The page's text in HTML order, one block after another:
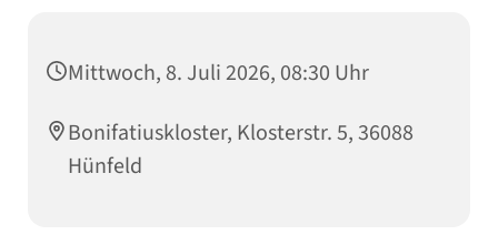
Mittwoch, 8. Juli 2026, 08:30 Uhr
Bonifatiuskloster, Klosterstr. 5, 36088
Hünfeld